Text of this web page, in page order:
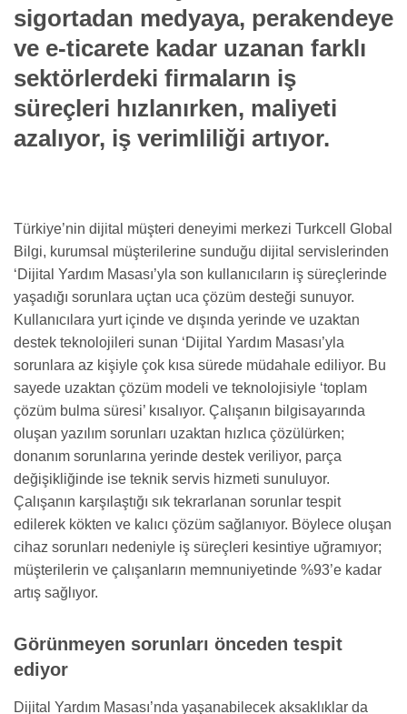
sigortadan medyaya, perakendeye
ve e-ticarete kadar uzanan farklı
sektörlerdeki firmaların iş
süreçleri hızlanırken, maliyeti
azalıyor, iş verimliliği artıyor.
Türkiye’nin dijital müşteri deneyimi merkezi Turkcell Global
Bilgi, kurumsal müşterilerine sunduğu dijital servislerinden
‘Dijital Yardım Masası’yla son kullanıcıların iş süreçlerinde
yaşadığı sorunlara uçtan uca çözüm desteği sunuyor.
Kullanıcılara yurt içinde ve dışında yerinde ve uzaktan
destek teknolojileri sunan ‘Dijital Yardım Masası’yla
sorunlara az kişiyle çok kısa sürede müdahale ediliyor. Bu
sayede uzaktan çözüm modeli ve teknolojisiyle ‘toplam
çözüm bulma süresi’ kısalıyor. Çalışanın bilgisayarında
oluşan yazılım sorunları uzaktan hızlıca çözülürken;
donanım sorunlarına yerinde destek veriliyor, parça
değişikliğinde ise teknik servis hizmeti sunuluyor.
Çalışanın karşılaştığı sık tekrarlanan sorunlar tespit
edilerek kökten ve kalıcı çözüm sağlanıyor. Böylece oluşan
cihaz sorunları nedeniyle iş süreçleri kesintiye uğramıyor;
müşterilerin ve çalışanların memnuniyetinde %93’e kadar
artış sağlıyor.
Görünmeyen sorunları önceden tespit
ediyor
Dijital Yardım Masası’nda yaşanabilecek aksaklıklar da